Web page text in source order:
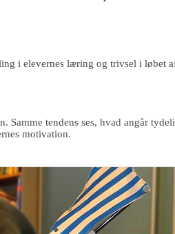
i elevernes læring og trivsel i løbet
tendens ses, hvad angår
motivation.